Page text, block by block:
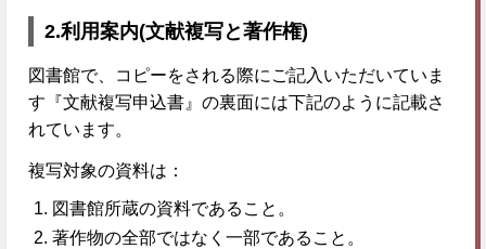
2.利用案内(文献複写と著作権)
図書館で、コピーをされる際にご記入いただいていま
す『文献複写申込書』の裏面には下記のように記載さ
れています。
複写対象の資料は：
図書館所蔵の資料であること。
著作物の全部ではなく一部であること。